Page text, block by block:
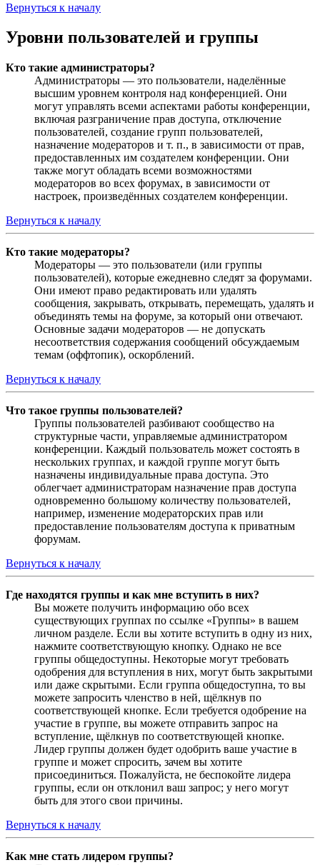
Вернуться к началу
Уровни пользователей и группы
Кто такие администраторы?
Администраторы — это пользователи, наделённые
высшим уровнем контроля над конференцией. Они
могут управлять всеми аспектами работы конференции,
включая разграничение прав доступа, отключение
пользователей, создание групп пользователей,
назначение модераторов и т. п., в зависимости от прав,
предоставленных им создателем конференции. Они
также могут обладать всеми возможностями
модераторов во всех форумах, в зависимости от
настроек, произведённых создателем конференции.
Вернуться к началу
Кто такие модераторы?
Модераторы — это пользователи (или группы
пользователей), которые ежедневно следят за форумами.
Они имеют право редактировать или удалять
сообщения, закрывать, открывать, перемещать, удалять и
объединять темы на форуме, за который они отвечают.
Основные задачи модераторов — не допускать
несоответствия содержания сообщений обсуждаемым
темам (оффтопик), оскорблений.
Вернуться к началу
Что такое группы пользователей?
Группы пользователей разбивают сообщество на
структурные части, управляемые администратором
конференции. Каждый пользователь может состоять в
нескольких группах, и каждой группе могут быть
назначены индивидуальные права доступа. Это
облегчает администраторам назначение прав доступа
одновременно большому количеству пользователей,
например, изменение модераторских прав или
предоставление пользователям доступа к приватным
форумам.
Вернуться к началу
Где находятся группы и как мне вступить в них?
Вы можете получить информацию обо всех
существующих группах по ссылке «Группы» в вашем
личном разделе. Если вы хотите вступить в одну из них,
нажмите соответствующую кнопку. Однако не все
группы общедоступны. Некоторые могут требовать
одобрения для вступления в них, могут быть закрытыми
или даже скрытыми. Если группа общедоступна, то вы
можете запросить членство в ней, щёлкнув по
соответствующей кнопке. Если требуется одобрение на
участие в группе, вы можете отправить запрос на
вступление, щёлкнув по соответствующей кнопке.
Лидер группы должен будет одобрить ваше участие в
группе и может спросить, зачем вы хотите
присоединиться. Пожалуйста, не беспокойте лидера
группы, если он отклонил ваш запрос; у него могут
быть для этого свои причины.
Вернуться к началу
Как мне стать лидером группы?